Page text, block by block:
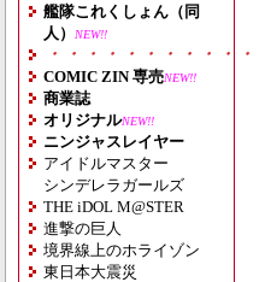
艦隊これくしょん（同
人）
NEW!!
・・・・・・・・・・・
COMIC ZIN 専売NEW!!
商業誌
オリジナルNEW!!
ニンジャスレイヤー
アイドルマスター
シンデレラガールズ
THE iDOL M@STER
進撃の巨人
境界線上のホライゾン
東日本大震災